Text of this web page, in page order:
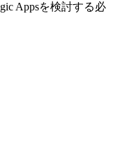
Appsを検討する必